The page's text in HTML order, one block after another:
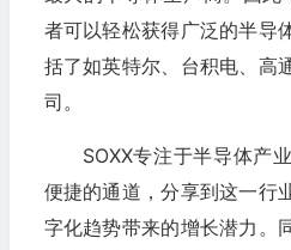
者可以轻松获得广泛的半导
括了如英特尔、台积电、高
司。
SOXX专注于半导体产
便捷的通道，分享到这一行
字化趋势带来的增长潜力。